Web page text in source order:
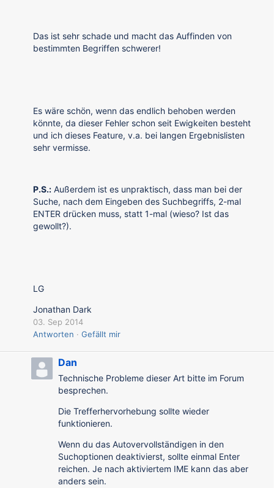
Das ist sehr schade und macht das Auffinden von
bestimmten Begriffen schwerer!
Es wäre schön, wenn das endlich behoben werden
könnte, da dieser Fehler schon seit Ewigkeiten besteht
und ich dieses Feature, v.a. bei langen Ergebnislisten
sehr vermisse.
P.S.:Außerdem ist es unpraktisch, dass man bei der
Suche, nach dem Eingeben des Suchbegriffs, 2-mal
ENTER drücken muss, statt 1-mal (wieso? Ist das
gewollt?).
LG
Jonathan Dark
03. Sep 2014
Antworten
Gefällt mir
Dan
Technische Probleme dieser Art bitte im Forum
besprechen.
Die Trefferhervorhebung sollte wieder
funktionieren.
Wenn du das Autovervollständigen in den
Suchoptionen deaktivierst, sollte einmal Enter
reichen. Je nach aktiviertem IME kann das aber
anders sein.